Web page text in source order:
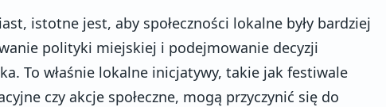
istotne jest, aby społeczności lokalne były bardziej
polityki miejskiej i podejmowanie decyzji
To właśnie lokalne inicjatywy, takie jak festiwale
czy akcje społeczne, mogą przyczynić się do